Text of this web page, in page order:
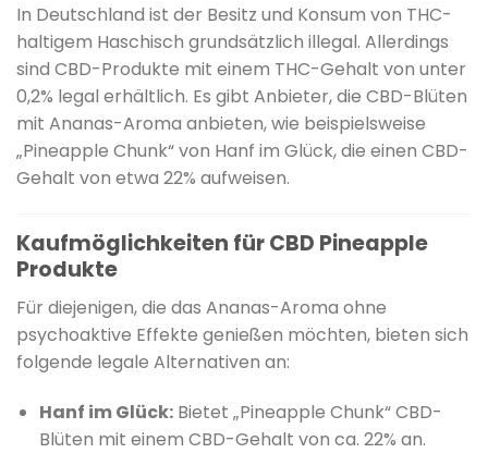
In Deutschland ist der Besitz und Konsum von THC-
haltigem Haschisch grundsätzlich illegal. Allerdings
sind CBD-Produkte mit einem THC-Gehalt von unter
0,2% legal erhältlich. Es gibt Anbieter, die CBD-Blüten
mit Ananas-Aroma anbieten, wie beispielsweise
„Pineapple Chunk“ von Hanf im Glück, die einen CBD-
Gehalt von etwa 22% aufweisen.
Kaufmöglichkeiten für CBD Pineapple
Produkte
Für diejenigen, die das Ananas-Aroma ohne
psychoaktive Effekte genießen möchten, bieten sich
folgende legale Alternativen an:
Hanf im Glück: Bietet „Pineapple Chunk“ CBD-
Blüten mit einem CBD-Gehalt von ca. 22% an.